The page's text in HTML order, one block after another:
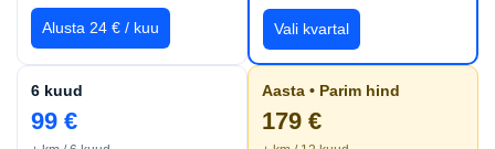
Alusta 24 € / kuu Vali kvartal
6 kuud
99 €
Aasta • Parim hind
179 €